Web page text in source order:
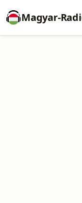
Magyar-